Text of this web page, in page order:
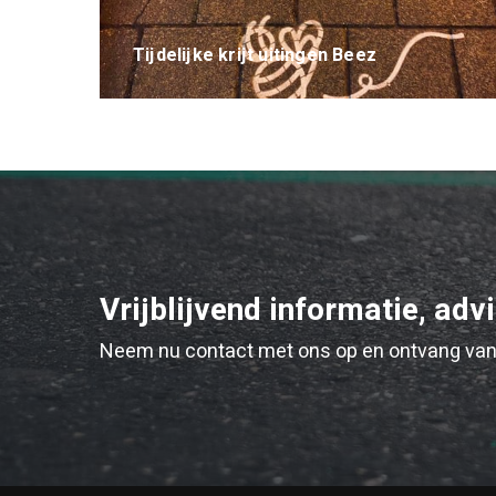
Tijdelijke krijt uitingen Beez
Vrijblijvend informatie,
Neem nu contact met ons op en ontvang